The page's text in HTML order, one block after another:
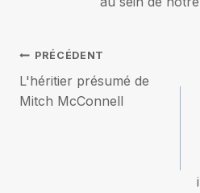
Navigation
de
PRÉCÉDENT
L'héritier présumé de
Mitch McConnell